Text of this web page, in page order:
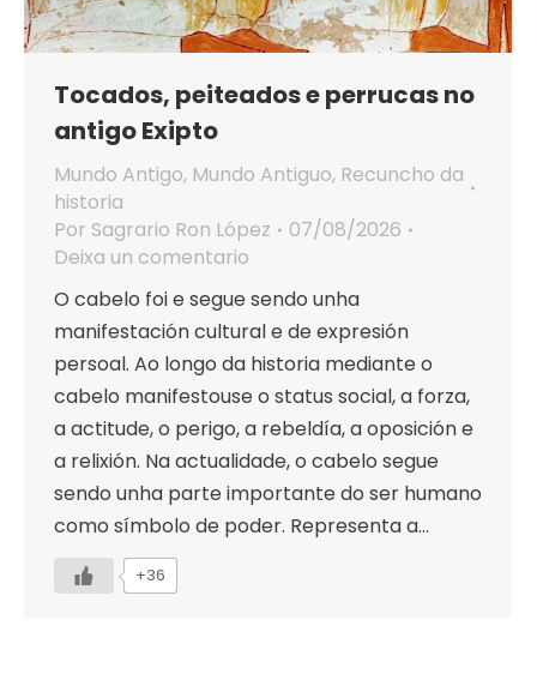
Tocados, peiteados e perrucas no
antigo Exipto
Mundo Antigo, Mundo Antiguo, Recuncho da
historia
Por Sagrario Ron López
07/08/2026
Deixa un comentario
O cabelo foi e segue sendo unha
manifestación cultural e de expresión
persoal. Ao longo da historia mediante o
cabelo manifestouse o status social, a forza,
a actitude, o perigo, a rebeldía, a oposición e
a relixión. Na actualidade, o cabelo segue
sendo unha parte importante do ser humano
como símbolo de poder. Representa a…
+36